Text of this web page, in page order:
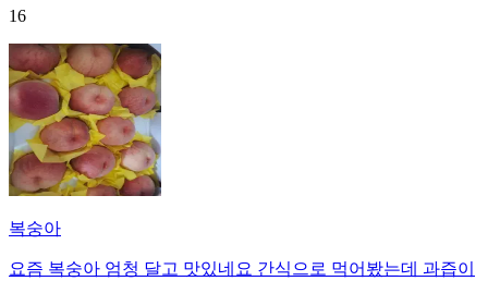
16
복숭아
요즘 복숭아 엄청 달고 맛있네요 간식으로 먹어봤는데 과즙이